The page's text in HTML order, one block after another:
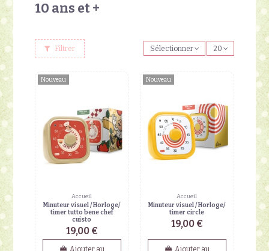
10 ans et +
Filtrer Sélectionner 20
Nouveau
Accueil
Minuteur visuel / Horloge/
timer tutto bene chef
cuisto
19,00 €
Ajouter au
Nouveau
Accueil
Minuteur visuel / Horloge/
timer circle
19,00 €
Ajouter au